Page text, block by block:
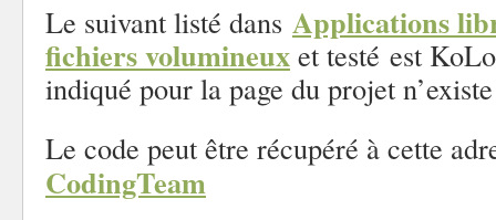
Le suivant listé dans Applications
fichiers volumineux et testé est
indiqué pour la page du projet
Le code peut être récupéré à cette
CodingTeam